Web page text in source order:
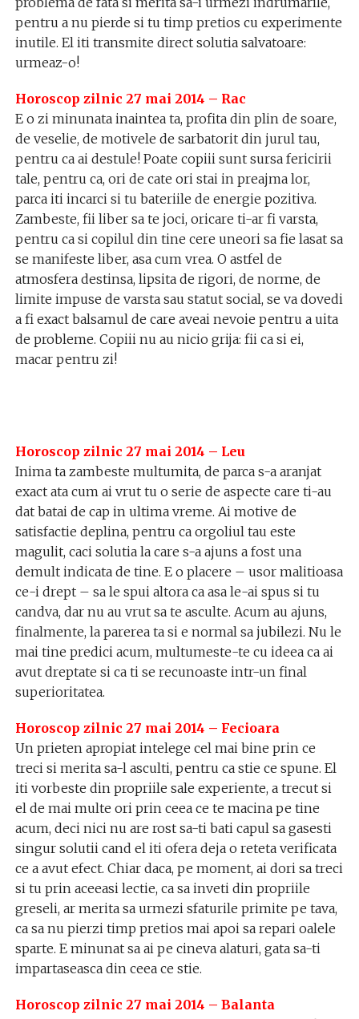
pentru a nu pierde si tu timp pretios cu experimente
inutile. El iti transmite direct solutia salvatoare:
urmeaz-o!
Horoscop zilnic 27 mai 2014 – Rac
E o zi minunata inaintea ta, profita din plin de soare,
de veselie, de motivele de sarbatorit din jurul tau,
pentru ca ai destule! Poate copiii sunt sursa fericirii
tale, pentru ca, ori de cate ori stai in preajma lor,
parca iti incarci si tu bateriile de energie pozitiva.
Zambeste, fii liber sa te joci, oricare ti-ar fi varsta,
pentru ca si copilul din tine cere uneori sa fie lasat sa
se manifeste liber, asa cum vrea. O astfel de
atmosfera destinsa, lipsita de rigori, de norme, de
limite impuse de varsta sau statut social, se va dovedi
a fi exact balsamul de care aveai nevoie pentru a uita
de probleme. Copiii nu au nicio grija: fii ca si ei,
macar pentru zi!
Horoscop zilnic 27 mai 2014 – Leu
Inima ta zambeste multumita, de parca s-a aranjat
exact ata cum ai vrut tu o serie de aspecte care ti-au
dat batai de cap in ultima vreme. Ai motive de
satisfactie deplina, pentru ca orgoliul tau este
magulit, caci solutia la care s-a ajuns a fost una
demult indicata de tine. E o placere – usor malitioasa
ce-i drept – sa le spui altora ca asa le-ai spus si tu
candva, dar nu au vrut sa te asculte. Acum au ajuns,
finalmente, la parerea ta si e normal sa jubilezi. Nu le
mai tine predici acum, multumeste-te cu ideea ca ai
avut dreptate si ca ti se recunoaste intr-un final
superioritatea.
Horoscop zilnic 27 mai 2014 – Fecioara
Un prieten apropiat intelege cel mai bine prin ce
treci si merita sa-l asculti, pentru ca stie ce spune. El
iti vorbeste din propriile sale experiente, a trecut si
el de mai multe ori prin ceea ce te macina pe tine
acum, deci nici nu are rost sa-ti bati capul sa gasesti
singur solutii cand el iti ofera deja o reteta verificata
ce a avut efect. Chiar daca, pe moment, ai dori sa treci
si tu prin aceeasi lectie, ca sa inveti din propriile
greseli, ar merita sa urmezi sfaturile primite pe tava,
ca sa nu pierzi timp pretios mai apoi sa repari oalele
sparte. E minunat sa ai pe cineva alaturi, gata sa-ti
impartaseasca din ceea ce stie.
Horoscop zilnic 27 mai 2014 – Balanta